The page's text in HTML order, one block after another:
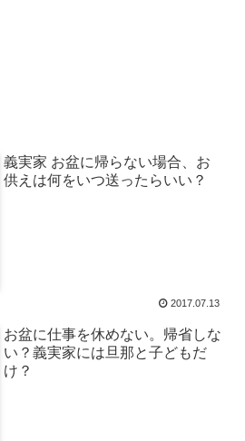
義実家 お盆に帰らない場合、お
供えは何をいつ送ったらいい？
2017.07.13
お盆に仕事を休めない。帰省しな
い？義実家には旦那と子どもだ
け？